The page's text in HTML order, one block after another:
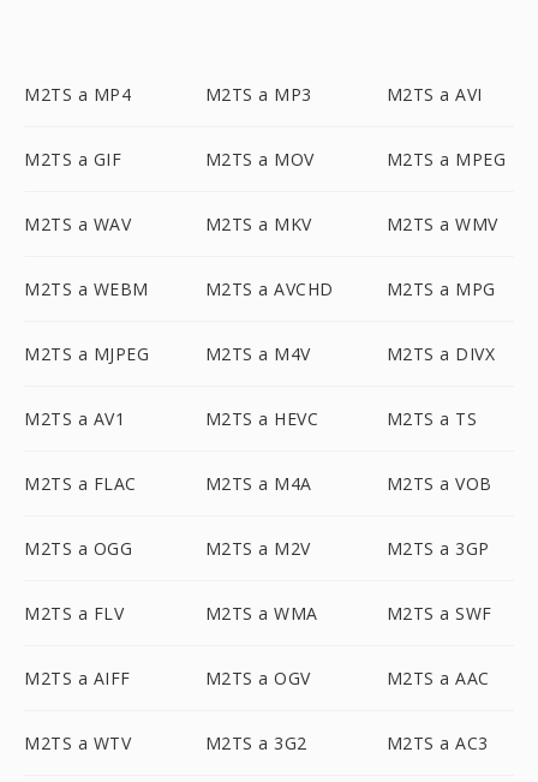
M2TS a MP4 M2TS a MP3 M2TS a AVI
M2TS a GIF M2TS a MOV M2TS a MPEG
M2TS a WAV M2TS a MKV M2TS a WMV
M2TS a WEBM M2TS a AVCHD M2TS a MPG
M2TS a MJPEG M2TS a M4V M2TS a DIVX
M2TS a AV1 M2TS a HEVC M2TS a TS
M2TS a FLAC M2TS a M4A M2TS a VOB
M2TS a OGG M2TS a M2V M2TS a 3GP
M2TS a FLV M2TS a WMA M2TS a SWF
M2TS a AIFF M2TS a OGV M2TS a AAC
M2TS a WTV M2TS a 3G2 M2TS a AC3